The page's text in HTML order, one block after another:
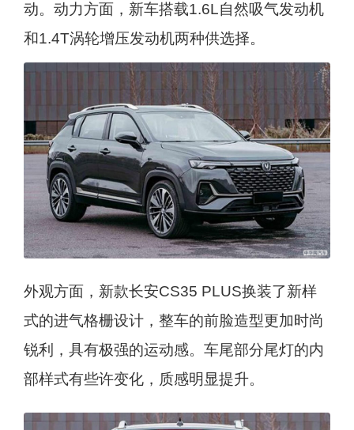
动。动力方面，新车搭载1.6L自然吸气发动机
和1.4T涡轮增压发动机两种供选择。
外观方面，新款长安CS35 PLUS换装了新样
式的进气格栅设计，整车的前脸造型更加时尚
锐利，具有极强的运动感。车尾部分尾灯的内
部样式有些许变化，质感明显提升。